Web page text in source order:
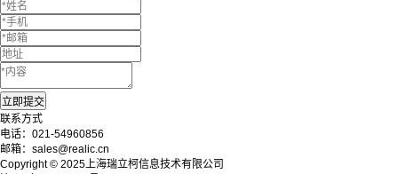
联系方式
电话：021-54960856
邮箱：sales@realic.cn
Copyright © 2025上海瑞立柯信息技术有限公司